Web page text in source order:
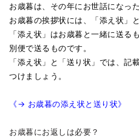
お歳暮は、その年にお世話になっ
お歳暮の挨拶状には、「添え状」
「添え状」はお歳暮と一緒に送る
別便で送るものです。
「添え状」と「送り状」では、記
つけましょう。
《→ お歳暮の添え状と送り状》
お歳暮にお返しは必要？